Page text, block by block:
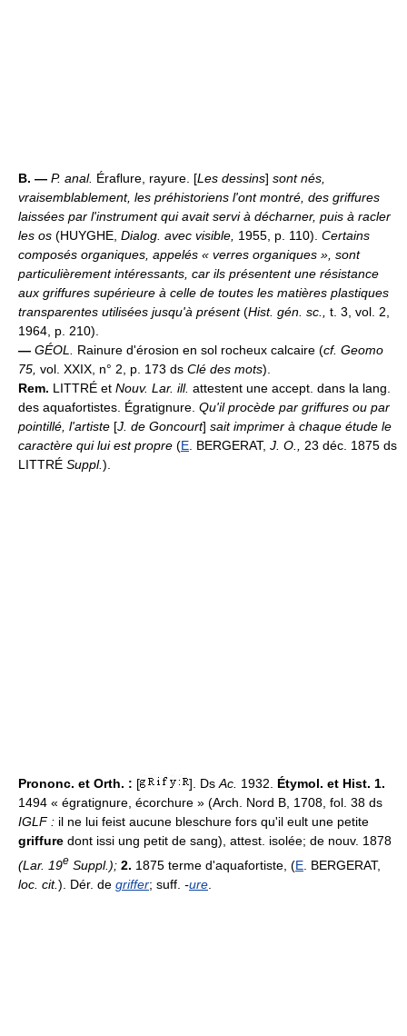
B. — P. anal. Éraflure, rayure. [Les dessins] sont nés,
vraisemblablement, les préhistoriens l'ont montré, des griffures
laissées par l'instrument qui avait servi à décharner, puis à racler
les os (HUYGHE, Dialog. avec visible, 1955, p. 110). Certains
composés organiques, appelés « verres organiques », sont
particulièrement intéressants, car ils présentent une résistance
aux griffures supérieure à celle de toutes les matières plastiques
transparentes utilisées jusqu'à présent(Hist. gén. sc., t. 3, vol. 2,
1964, p. 210).
— GÉOL. Rainure d'érosion en sol rocheux calcaire (cf. Geomo
75, vol. XXIX, n° 2, p. 173 ds Clé des mots).
Rem. LITTRÉ et Nouv. Lar. ill. attestent une accept. dans la lang.
des aquafortistes. Égratignure. Qu'il procède par griffures ou par
pointillé, l'artiste [J. de Goncourt] sait imprimer à chaque étude le
caractère qui lui est propre (E . BERGERAT, J. O., 23 déc. 1875 ds
LITTRÉ Suppl.).
Prononc. et Orth. : [ ]. Ds Ac. 1932. Étymol. et Hist. 1.
1494 « égratignure, écorchure » (Arch. Nord B, 1708, fol. 38 ds
IGLF : il ne lui feist aucune bleschure fors qu'il eult une petite
griffure dont issi ung petit de sang), attest. isolée; de nouv. 1878
(Lar. 19e Suppl.); 2. 1875 terme d'aquafortiste, (E . BERGERAT,
loc. cit.). Dér. de griffer; suff. -ure